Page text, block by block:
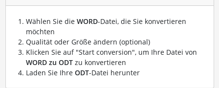
Wählen Sie die WORD-Datei, die Sie konvertieren
möchten
Qualität oder Größe ändern (optional)
Klicken Sie auf "Start conversion", um Ihre Datei von
WORD zu ODTzu konvertieren
Laden Sie Ihre ODT-Datei herunter